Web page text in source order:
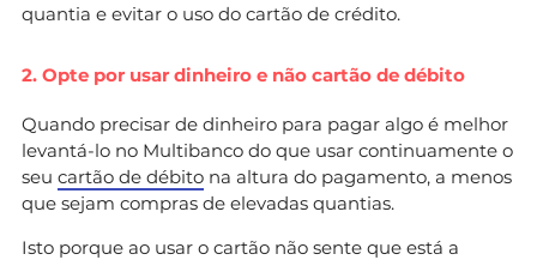
quantia e evitar o uso do cartão de crédito.
2. Opte por usar dinheiro e não cartão de débito
Quando precisar de dinheiro para pagar algo é melhor
levantá-lo no Multibanco do que usar continuamente o
seu cartão de débito na altura do pagamento, a menos
que sejam compras de elevadas quantias.
Isto porque ao usar o cartão não sente que está a